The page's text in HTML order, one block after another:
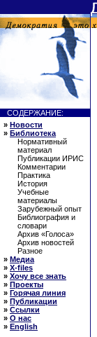
СОДЕРЖАНИЕ:
» Новости
» Библиотека
Нормативный
материал
Публикации ИРИС
Комментарии
Практика
История
Учебные
материалы
Зарубежный опыт
Библиография и
словари
Архив «Голоса»
Архив новостей
Разное
» Медиа
» X-files
» Хочу все знать
» Проекты
» Горячая линия
» Публикации
» Ссылки
» О нас
» English